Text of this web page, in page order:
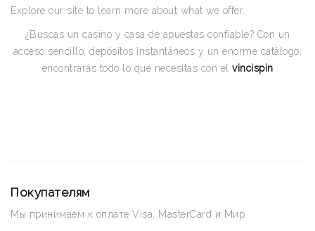
Explore our site to learn more about what we offer.
¿Buscas un casino y casa de apuestas confiable? Con un
acceso sencillo, depósitos instantáneos y un enorme catálogo,
encontrarás todo lo que necesitas con el vincispin
Покупателям
Мы принимаем к оплате Visa, MasterCard и Мир.